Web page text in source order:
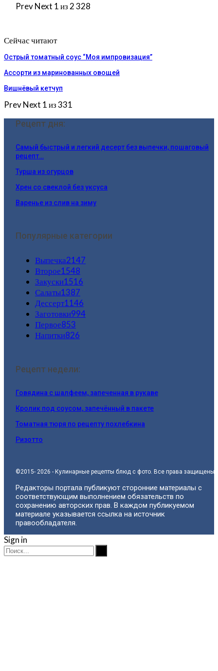
PrevNext 1 из 2 328
Сейчас читают
Острый томатный соус “Моя импровизация”
Ассорти из маринованных овощей
Вишнёвый кетчуп
PrevNext 1 из 331
Рецепт дня:
Самый быстрый и легкий десерт без выпечки, пошаговый
рецепт…
Турша из огурцов
Хрен со свеклой без уксуса
Варенье из слив на зиму
Популярные категории
Выпечка2147
Второе1548
Закуски1516
Салаты1387
Дессерт1146
Заготовки994
Первое853
Напитки826
Рецепт недели:
Говядина с шалфеем, запеченная в рукаве
Кролик под соусом, запечённый в пакете
Томатная тюря по рецепту похлебкина
Ризотто
©2015- 2026 - Кулинарные рецепты блюд с фото. Все права защищены.
Редакторы портала публикуют сторонние материалы с
соответствующим выполнением обязательств по
сохранению авторских прав. В каждом публикуемом
материале указывается ссылка на источник
правообладателя.
Sign in